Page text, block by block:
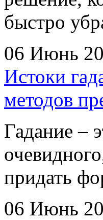
быстро
06 Июнь
Истоки
методов
Гадание –
придать
06 Июнь